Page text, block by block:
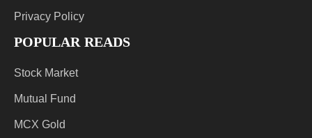
Privacy Policy
POPULAR READS
Stock Market
Mutual Fund
MCX Gold